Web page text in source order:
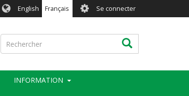
English Français User
account
menu
Se connecter
Rechercher Rechercher
INFORMATION